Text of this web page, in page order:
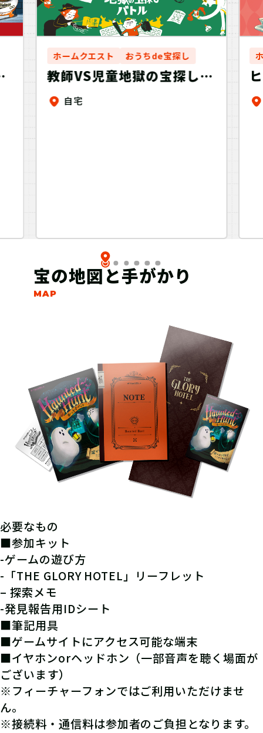
ホームクエスト おうちde宝探し
教師VS児童地獄の宝探しバ
トル自宅
宝の地図と手がかり
必要なもの
■参加キット
-ゲームの遊び方
-「THE GLORY HOTEL」リーフレット
– 探索メモ
-発見報告用IDシート
■筆記用具
■ゲームサイトにアクセス可能な端末
■イヤホンorヘッドホン（一部音声を聴く場面が
ございます）
※フィーチャーフォンではご利用いただけませ
ん。
※接続料・通信料は参加者のご負担となります。